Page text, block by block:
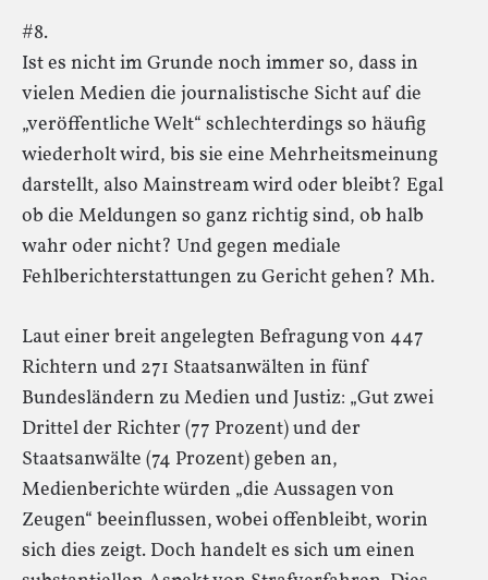
#8.
Ist es nicht im Grunde noch immer so, dass in
vielen Medien die journalistische Sicht auf die
„veröffentliche Welt“ schlechterdings so häufig
wiederholt wird, bis sie eine Mehrheitsmeinung
darstellt, also Mainstream wird oder bleibt? Egal
ob die Meldungen so ganz richtig sind, ob halb
wahr oder nicht? Und gegen mediale
Fehlberichterstattungen zu Gericht gehen? Mh.
Laut einer breit angelegten Befragung von 447
Richtern und 271 Staatsanwälten in fünf
Bundesländern zu Medien und Justiz: „Gut zwei
Drittel der Richter (77 Prozent) und der
Staatsanwälte (74 Prozent) geben an,
Medienberichte würden „die Aussagen von
Zeugen“ beeinflussen, wobei offenbleibt, worin
sich dies zeigt. Doch handelt es sich um einen